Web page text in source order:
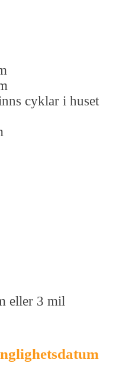
cyklar i huset
eller 3 mil